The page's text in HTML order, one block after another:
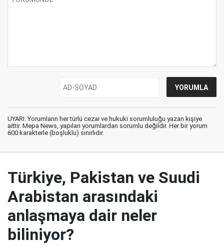
UYARI: Yorumların her türlü cezai ve hukuki sorumluluğu yazan kişiye
aittir. Mepa News, yapılan yorumlardan sorumlu değildir. Her bir yorum
600 karakterle (boşluklu) sınırlıdır.
Türkiye, Pakistan ve Suudi
Arabistan arasındaki
anlaşmaya dair neler
biliniyor?